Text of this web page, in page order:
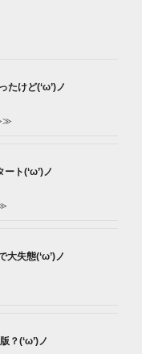
たけど(‘ω’)ノ
ト(‘ω’)ノ
大失態(‘ω’)ノ
？(‘ω’)ノ